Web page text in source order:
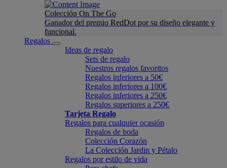
Colección On The Go
Ganador del premio RedDot por su diseño elegante y
funcional.
Regalos
Ideas de regalo
Sets de regalo
Nuestros regalos favoritos
Regalos inferiores a 50€
Regalos inferiores a 100€
Regalos inferiores a 250€
Regalos superiores a 250€
Tarjeta Regalo
Regalos para cualquier ocasión
Regalos de boda
Colección Corazón
La Colección Jardin y Pétalo
Regalos por estilo de vida